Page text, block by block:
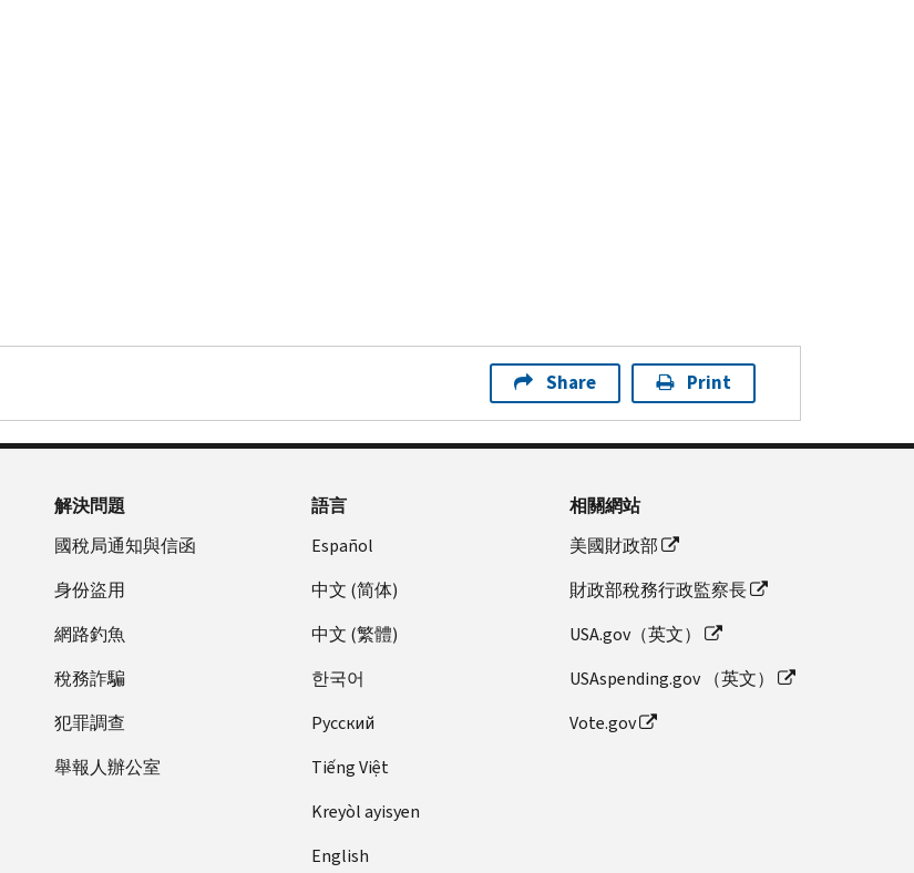
Share Print
解決問題
國稅局通知與信函
身份盜用
網路釣魚
稅務詐騙
犯罪調查
舉報人辦公室
語言
Español
中文 (简体)
中文 (繁體)
한국어
Pусский
Tiếng Việt
Kreyòl ayisyen
English
相關網站
美國財政部
財政部稅務行政監察長
USA.gov（英文）
USAspending.gov （英文）
Vote.gov